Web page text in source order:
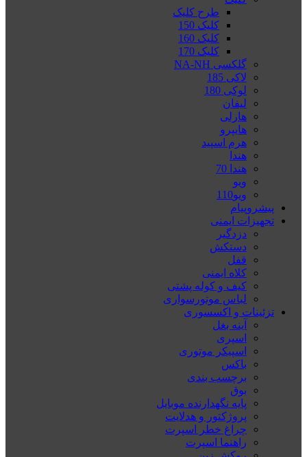
طرح کلیک
کلیک 150
کلیک 160
کلیک 170
گلکسی NA-NH
لاکی 185
لوکی 180
لیفان
هارلی
هایپرو
هرم اسپید
هندا
هندا 70
ویو
ویو110
پیشروپیام
تجهیزات ایمنی
دزدگیر
دستکش
قفل
کلاه ایمنی
کیف و کوله پشتی
لباس موتورسواری
تزئینات و اکسسوری
آینه بغل
اسپری
اسپیکر موتوری
باکس
برچسب بندی
بوق
پایه نگهدارنده موبایل
پروژکتور و هدلایت
چراغ خطر اسپرت
راهنما اسپرت